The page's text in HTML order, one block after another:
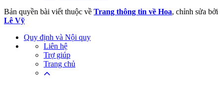
Bản quyền bài viết thuộc về Trang thông tin về Hoa, chỉnh sửa bởi
Lê Vỹ
Quy định và Nội quy
Liên hệ
Trợ giúp
Trang chủ